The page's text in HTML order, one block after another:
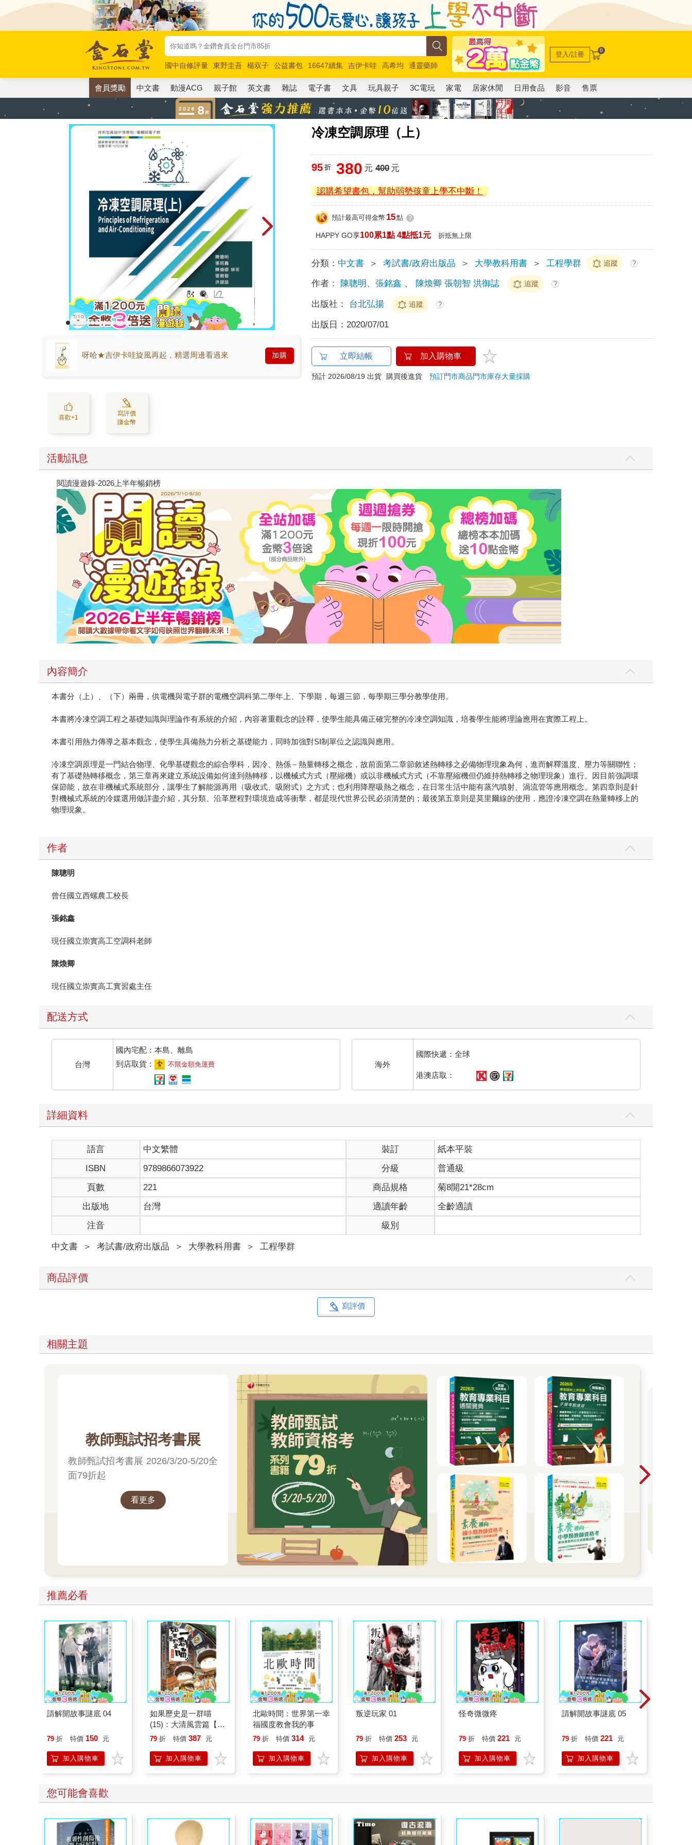
國中自修評量 東野圭吾 楊双子 公益書包 16647續集 吉伊卡哇 高希均
通靈藥師
唯紅花綻放
奧德賽 路邊攤新作 馬斯克 玩具總動員5 超慢跑
登入/註冊 0
會員獎勵 中文書 動漫ACG 親子館 英文書 雜誌 電子書 文具 玩具親子 3C電玩 家電 居家休閒 日用食品 影音 售票
冷凍空調原理（上）
呀哈★吉伊卡哇旋風再起，精選周邊看過來 加購
喜歡+1
寫評價
賺金幣
95 折 380 元 400元
認購希望書包，幫助弱勢孩童上學不中斷！
預計最高可得金幣 15點 ?
HAPPY GO享100累1點 4點抵1元 折抵無上限
分類： 中文書 ＞ 考試書/政府出版品 ＞ 大學教科用書 ＞ 工程學群 追蹤 ?
作者： 陳聰明、張銘鑫 、 陳煥卿 張朝智 洪御誌 追蹤 ?
出版社： 台北弘揚 追蹤 ?
出版日： 2020/07/01
立即結帳 加入購物車
預計 2026/08/19 出貨 購買後進貨預訂門市商品門市庫存大量採購
活動訊息
閱讀漫遊錄-2026上半年暢銷榜
內容簡介
本書分（上）、（下）兩冊，供電機與電子群的電機空調科第二學年上、下學期，每週三節，每學期三學分教學使用。
本書將冷凍空調工程之基礎知識與理論作有系統的介紹，內容著重觀念的詮釋，使學生能具備正確完整的冷凍空調知識，培養學生能將理論應用在實際工程上。
本書引用熱力傳導之基本觀念，使學生具備熱力分析之基礎能力，同時加強對SI制單位之認識與應用。
冷凍空調原理是一門結合物理、化學基礎觀念的綜合學科，因冷、熱係－熱量轉移之概念，故前面第二章節敘述熱轉移之必備物理現象為何，進而解釋溫度、壓力等關聯性；
有了基礎熱轉移概念，第三章再來建立系統設備如何達到熱轉移，以機械式方式（壓縮機）或以非機械式方式（不靠壓縮機但仍維持熱轉移之物理現象）進行。因目前強調環
保節能，故在非機械式系統部分，讓學生了解能源再用（吸收式、吸附式）之方式；也利用降壓吸熱之概念，在日常生活中能有蒸汽噴射、渦流管等應用概念。第四章則是針
對機械式系統的冷媒選用做詳盡介紹，其分類、沿革歷程對環境造成等衝擊，都是現代世界公民必須清楚的；最後第五章則是莫里爾線的使用，應證冷凍空調在熱量轉移上的
物理現象。
作者
陳聰明
曾任國立西螺農工校長
張銘鑫
現任國立崇實高工空調科老師
陳煥卿
現任國立崇實高工實習處主任
配送方式
台灣
國內宅配：本島、離島
到店取貨：
不限金額免運費 海外
國際快遞：全球
港澳店取：
詳細資料
語言 中文繁體 裝訂
紙本平裝
ISBN
9789866073922 分級
普通級
頁數
221 商品規格
菊8開21*28cm
出版地
台灣 適讀年齡
全齡適讀
注音
級別
中文書 ＞ 考試書/政府出版品 ＞ 大學教科用書 ＞ 工程學群
商品評價
寫評價
相關主題
教師甄試招考書展
教師甄試招考書展 2026/3/20-5/20全
面79折起
看更多
推薦必看
請解開故事謎底 04
79 折 特價 150 元
加入購物車
如果歷史是一群喵
(15)：大清風雲篇【萌
貓漫畫學歷史】
79 折 特價 387 元
加入購物車
北歐時間：世界第一幸
福國度教會我的事
79 折 特價 314 元
加入購物車
叛逆玩家 01
79 折 特價 253 元
加入購物車
怪奇微微疼
79 折 特價 221 元
加入購物車
請解開故事謎底 05
79 折 特價 221 元
加入購物車
您可能會喜歡